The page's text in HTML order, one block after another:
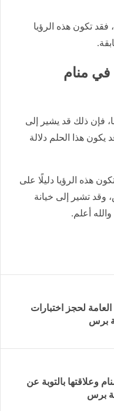
فقد تكون هذه الرؤيا
منام
فإن ذلك قد يشير إلى
يكون هذا الحلم دلالة
هذه الرؤيا دليلًا على
وقد تشير إلى خيانة
أعلم.
لحجز اختبارات
برس
وعلاقتها بالتوبة عن
برس